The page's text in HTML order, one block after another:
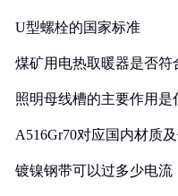
U型螺栓的国家标准
煤矿用电热取暖器是否符
照明母线槽的主要作用是
A516Gr70对应国内材质
镀镍钢带可以过多少电流